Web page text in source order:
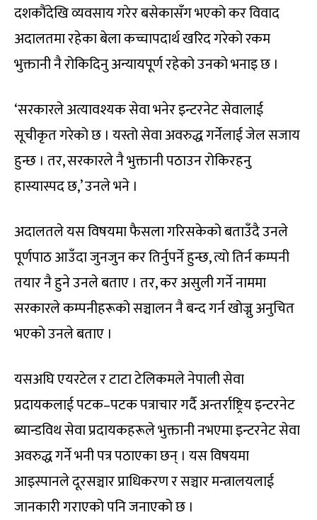
दशकौंदेखि व्यवसाय गरेर बसेकासँग भएको कर विवाद
अदालतमा रहेका बेला कच्चापदार्थ खरिद गरेको रकम
भुक्तानी नै रोकिदिनु अन्यायपूर्ण रहेको उनको भनाइ छ ।
‘सरकारले अत्यावश्यक सेवा भनेर इन्टरनेट सेवालाई
सूचीकृत गरेको छ । यस्तो सेवा अवरुद्ध गर्नेलाई जेल सजाय
हुन्छ । तर, सरकारले नै भुक्तानी पठाउन रोकिरहनु
हास्यास्पद छ,’ उनले भने ।
अदालतले यस विषयमा फैसला गरिसकेको बताउँदै उनले
पूर्णपाठ आउँदा जुनजुन कर तिर्नुपर्ने हुन्छ, त्यो तिर्न कम्पनी
तयार नै हुने उनले बताए । तर, कर असुली गर्ने नाममा
सरकारले कम्पनीहरूको सञ्चालन नै बन्द गर्न खोज्नु अनुचित
भएको उनले बताए ।
यसअघि एयरटेल र टाटा टेलिकमले नेपाली सेवा
प्रदायकलाई पटक–पटक पत्राचार गर्दै अन्तर्राष्ट्रिय इन्टरनेट
ब्यान्डविथ सेवा प्रदायकहरूले भुक्तानी नभएमा इन्टरनेट सेवा
अवरुद्ध गर्ने भनी पत्र पठाएका छन् । यस विषयमा
आइस्पानले दूरसञ्चार प्राधिकरण र सञ्चार मन्त्रालयलाई
जानकारी गराएको पनि जनाएको छ ।